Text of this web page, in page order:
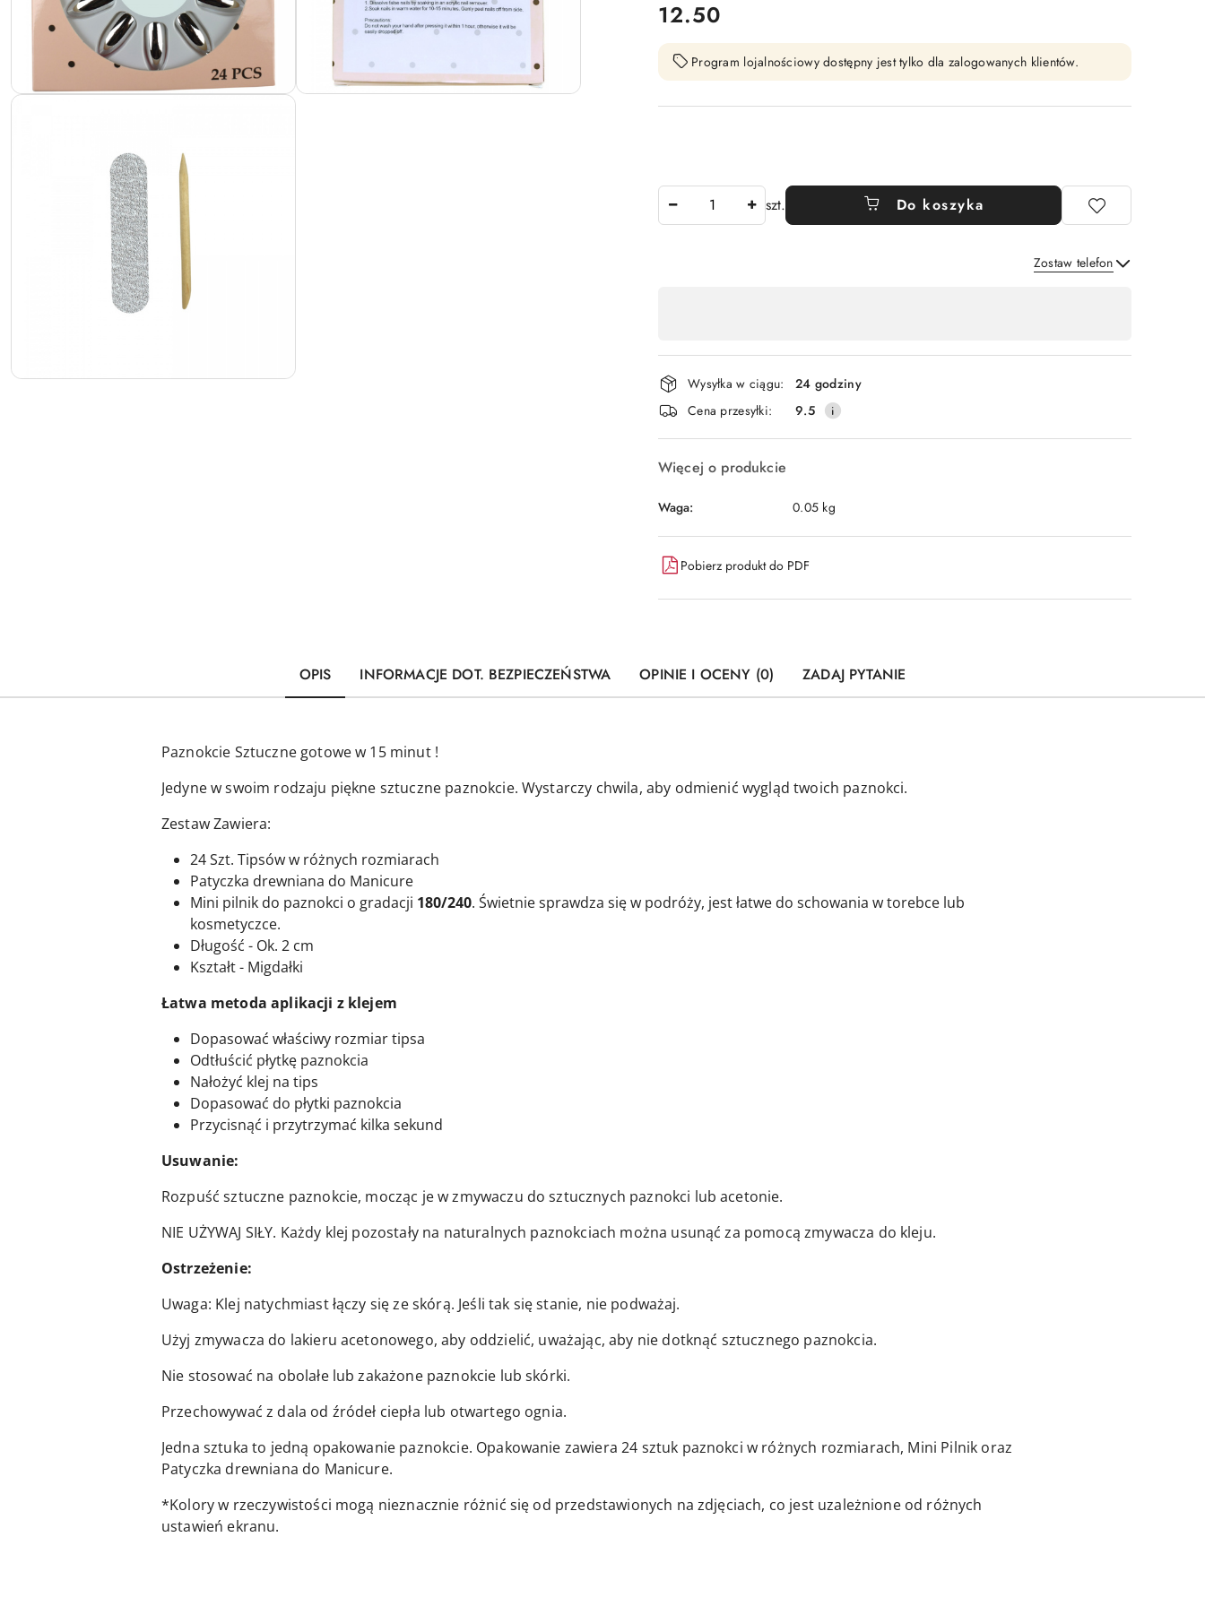
cena:
12.50
Program lojalnościowy dostępny jest tylko dla zalogowanych klientów.
szt. Do koszyka
Zostaw telefon
płatność
i
dostawa
Wysyłka w ciągu:
24 godziny
Cena przesyłki:
9.5
Więcej o produkcie
Waga: 0.05 kg
Pobierz produkt do PDF
OPIS INFORMACJE DOT. BEZPIECZEŃSTWA OPINIE I OCENY (0) ZADAJ PYTANIE
Paznokcie Sztuczne gotowe w 15 minut !
Jedyne w swoim rodzaju piękne sztuczne paznokcie. Wystarczy chwila, aby odmienić wygląd twoich paznokci.
Zestaw Zawiera:
24 Szt. Tipsów w różnych rozmiarach
Patyczka drewniana do Manicure
Mini pilnik do paznokci o gradacji 180/240. Świetnie sprawdza się w podróży, jest łatwe do schowania w torebce lub
kosmetyczce.
Długość - Ok. 2 cm
Kształt - Migdałki
Łatwa metoda aplikacji z klejem
Dopasować właściwy rozmiar tipsa
Odtłuścić płytkę paznokcia
Nałożyć klej na tips
Dopasować do płytki paznokcia
Przycisnąć i przytrzymać kilka sekund
Usuwanie:
Rozpuść sztuczne paznokcie, mocząc je w zmywaczu do sztucznych paznokci lub acetonie.
NIE UŻYWAJ SIŁY. Każdy klej pozostały na naturalnych paznokciach można usunąć za pomocą zmywacza do kleju.
Ostrzeżenie:
Uwaga: Klej natychmiast łączy się ze skórą. Jeśli tak się stanie, nie podważaj.
Użyj zmywacza do lakieru acetonowego, aby oddzielić, uważając, aby nie dotknąć sztucznego paznokcia.
Nie stosować na obolałe lub zakażone paznokcie lub skórki.
Przechowywać z dala od źródeł ciepła lub otwartego ognia.
Jedna sztuka to jedną opakowanie paznokcie. Opakowanie zawiera 24 sztuk paznokci w różnych rozmiarach, Mini Pilnik oraz
Patyczka drewniana do Manicure.
*Kolory w rzeczywistości mogą nieznacznie różnić się od przedstawionych na zdjęciach, co jest uzależnione od różnych
ustawień ekranu.